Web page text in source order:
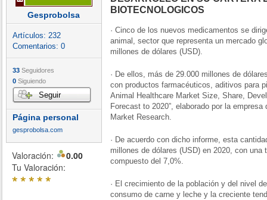
Gesprobolsa
Artículos: 232
Comentarios: 0
33 Seguidores
0 Siguiendo
Seguir
Página personal
gesprobolsa.com
Valoración:
0.00
Tu Valoración:
*****
BIOTECNOLOGICOS
· Cinco de los nuevos medicamentos se
animal, sector que representa un mercado
millones de dólares (USD).
· De ellos, más de 29.000 millones de
con productos farmacéuticos, aditivos para
Animal Healthcare Market Size, Share,
Forecast to 2020”, elaborado por la
Market Research.
· De acuerdo con dicho informe, esta
millones de dólares (USD) en 2020, con una
compuesto del 7,0%.
· El crecimiento de la población y del nivel
consumo de carne y leche y la creciente